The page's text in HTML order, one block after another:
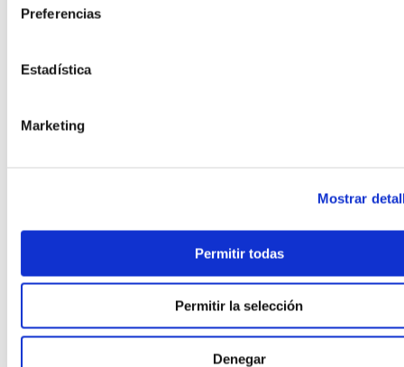
Preferencias
Estadística
Marketing
Mostrar
Permitir todas
Permitir la selección
Denegar
Superficie(desde) 223 m²